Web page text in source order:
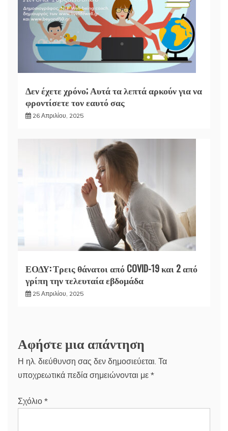
Δεν έχετε χρόνο; Αυτά τα λεπτά αρκούν για να
φροντίσετε τον εαυτό σας
26 Απριλίου, 2025
ΕΟΔΥ: Τρεις θάνατοι από COVID-19 και 2 από
γρίπη την τελευταία εβδομάδα
25 Απριλίου, 2025
Αφήστε μια απάντηση
Η ηλ. διεύθυνση σας δεν δημοσιεύεται. Τα
υποχρεωτικά πεδία σημειώνονται με *
Σχόλιο *